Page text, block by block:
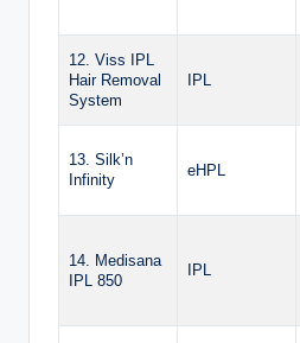
12. Viss IPL
Hair Removal
System
IPL
13. Silk’n
Infinity
eHPL
14. Medisana
IPL 850
IPL